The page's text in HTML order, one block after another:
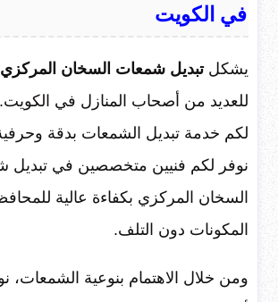
في الكويت
يشكلتبديل شمعات السخان المركزي
للعديد من أصحاب المنازل في الكويت.
لكم خدمة تبديل الشمعات بدقة
نوفر لكم فنيين متخصصين في تبديل
السخان المركزي بكفاءة عالية
المكونات دون التلف.
ومن خلال الاهتمام بنوعية الشمعات،